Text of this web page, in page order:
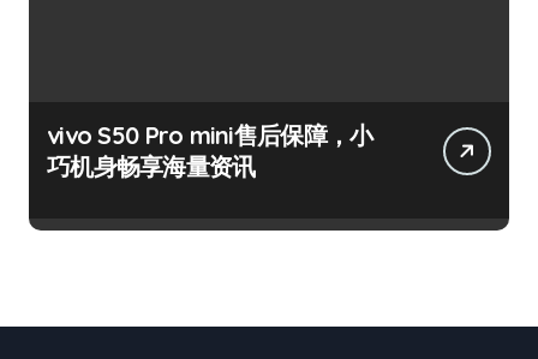
vivo S50 Pro mini售后保障，小
巧机身畅享海量资讯